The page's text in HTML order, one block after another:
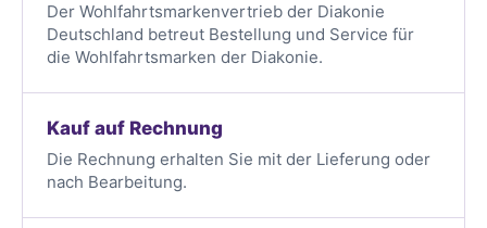
Der Wohlfahrtsmarkenvertrieb der Diakonie
Deutschland betreut Bestellung und Service für
die Wohlfahrtsmarken der Diakonie.
Kauf auf Rechnung
Die Rechnung erhalten Sie mit der Lieferung oder
nach Bearbeitung.